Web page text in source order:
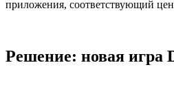
приложения, соответствующий
Решение: новая игра